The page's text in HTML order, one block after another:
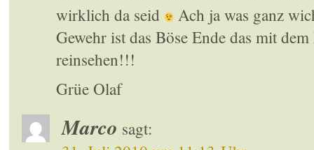
wirklich da seid
Ach ja was ganz
Gewehr ist das Böse Ende das mit
reinsehen!!!
Grüe Olaf
Marco sagt: